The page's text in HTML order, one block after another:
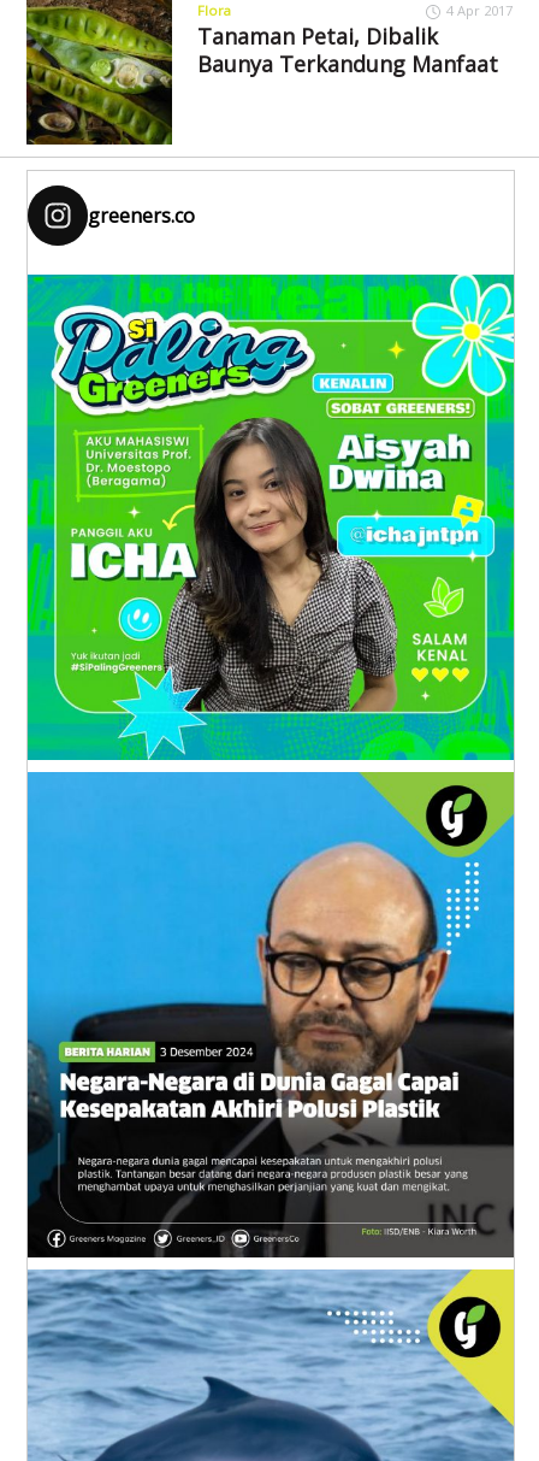
Flora 4 Apr 2017
Tanaman Petai, Dibalik
Baunya Terkandung Manfaat
greeners.co